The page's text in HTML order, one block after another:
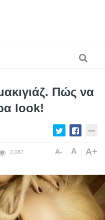
Πώς να
look!
2,087 A- A A+